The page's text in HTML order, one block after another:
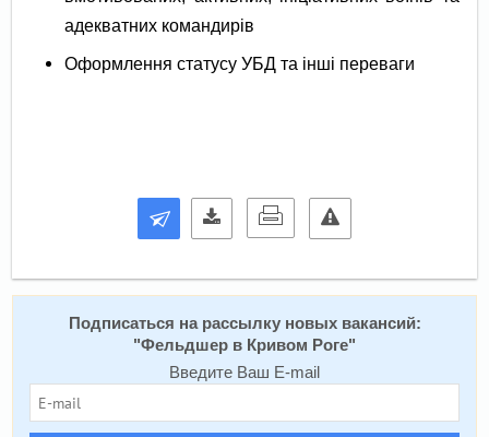
адекватних командирів
Оформлення статусу УБД та інші переваги
Подписаться на расcылку новых вакансий:
"Фельдшер в Кривом Роге"
Введите Ваш E-mail